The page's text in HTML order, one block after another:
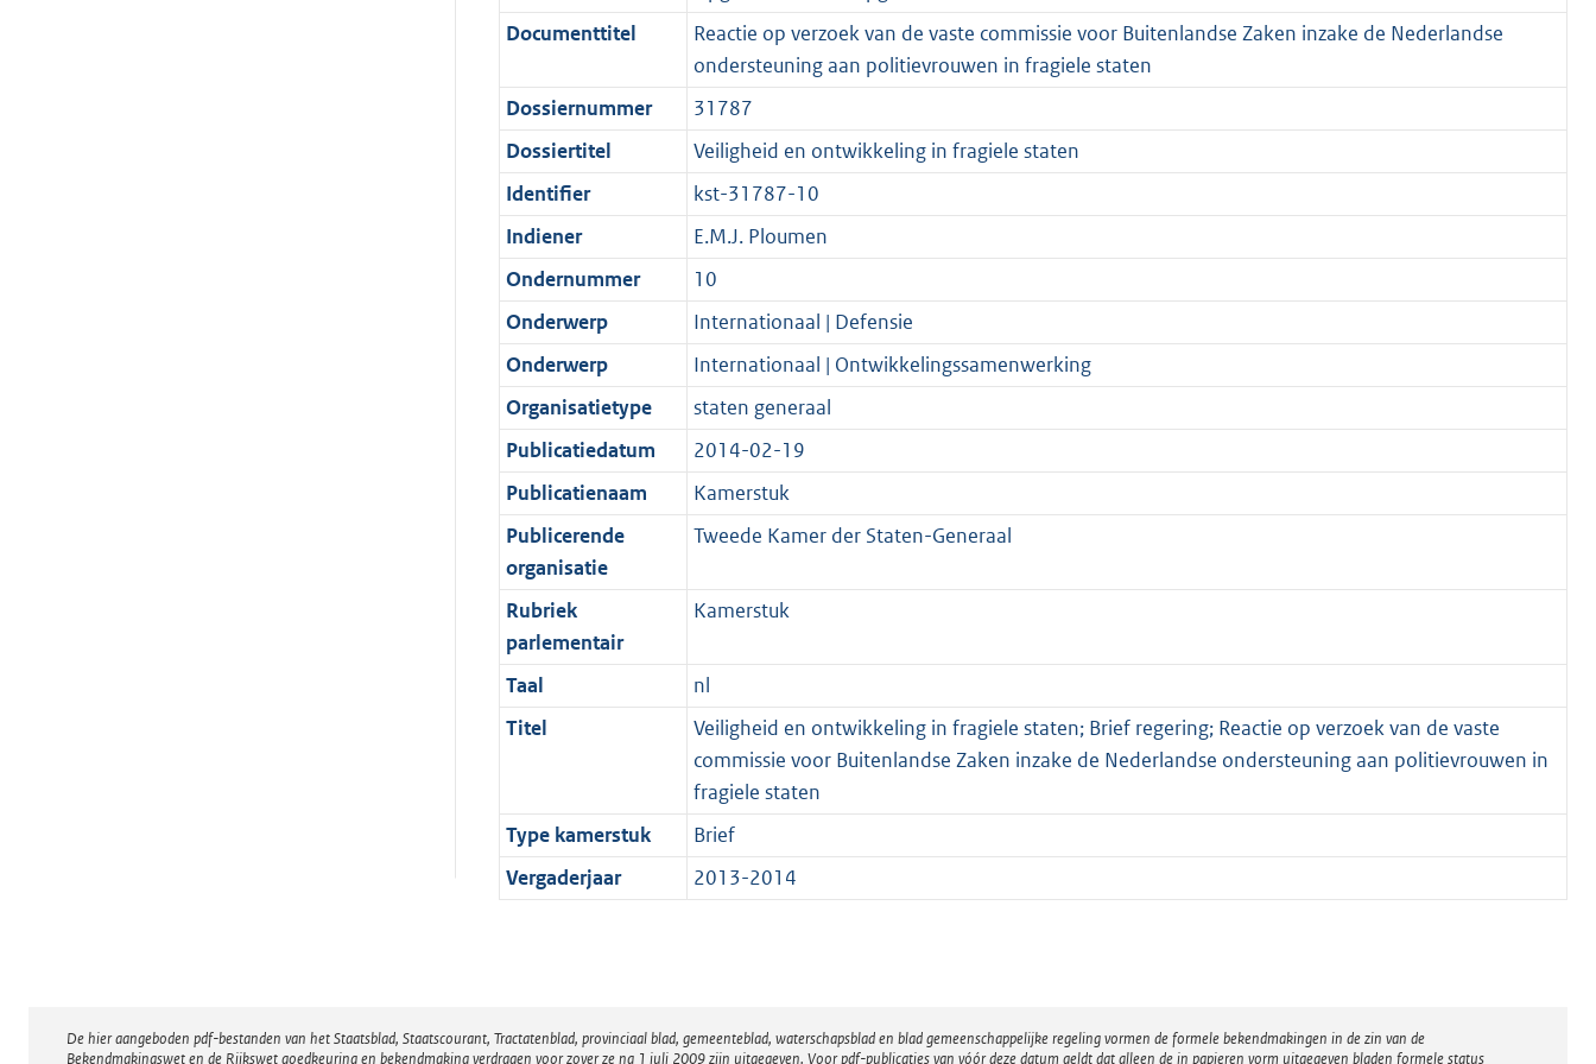
n
o
r
m
a
a
t
b
i
f
o
r
m
a
a
t
K
e
n
f
o
r
m
a
a
t
5
b
i
i
n
f
o
r
m
a
a
t
6
b
r
o
o
t
e
2
b
g
r
o
t
t
:
K
b
Documenttitel
Reactie op verzoek van de vaste commissie voor Buitenlandse Zaken inzake de Nederlandse
ondersteuning aan politievrouwen in fragiele staten
Dossiernummer
31787
Dossiertitel
Veiligheid en ontwikkeling in fragiele staten
Identifier
kst-31787-10
Indiener
E.M.J. Ploumen
Ondernummer
10
Onderwerp
Internationaal | Defensie
Onderwerp
Internationaal | Ontwikkelingssamenwerking
Organisatietype
staten generaal
Publicatiedatum
2014-02-19
Publicatienaam
Kamerstuk
Publicerende
organisatie
Tweede Kamer der Staten-Generaal
Rubriek
parlementair
Kamerstuk
Taal
nl
Titel
Veiligheid en ontwikkeling in fragiele staten; Brief regering; Reactie op verzoek van de vaste
commissie voor Buitenlandse Zaken inzake de Nederlandse ondersteuning aan politievrouwen in
fragiele staten
Type kamerstuk
Brief
Vergaderjaar
2013-2014
Disclaimer
De hier aangeboden pdf-bestanden van het Staatsblad, Staatscourant, Tractatenblad, provinciaal blad, gemeenteblad, waterschapsblad en blad gemeenschappelijke regeling vormen de formele bekendmakingen in de zin van de
Bekendmakingswet en de Rijkswet goedkeuring en bekendmaking verdragen voor zover ze na 1 juli 2009 zijn uitgegeven. Voor pdf-publicaties van vóór deze datum geldt dat alleen de in papieren vorm uitgegeven bladen formele status